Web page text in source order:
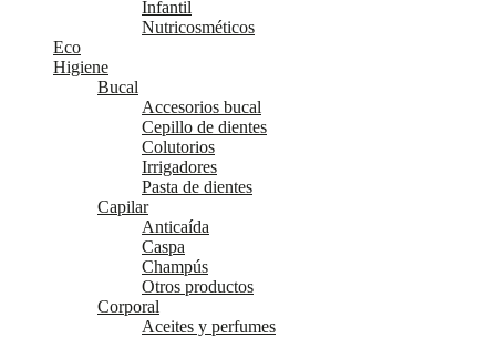
Infantil
Nutricosméticos
Eco
Higiene
Bucal
Accesorios bucal
Cepillo de dientes
Colutorios
Irrigadores
Pasta de dientes
Capilar
Anticaída
Caspa
Champús
Otros productos
Corporal
Aceites y perfumes